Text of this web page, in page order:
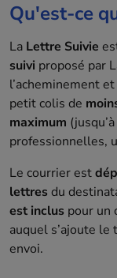
Qu'est-ce
La Lettre Suivie
suivi proposé par
l’acheminement
petit colis de
maximum
professionnelles,
Le courrier est
lettres du
est inclus pour un
auquel s’ajoute
envoi.